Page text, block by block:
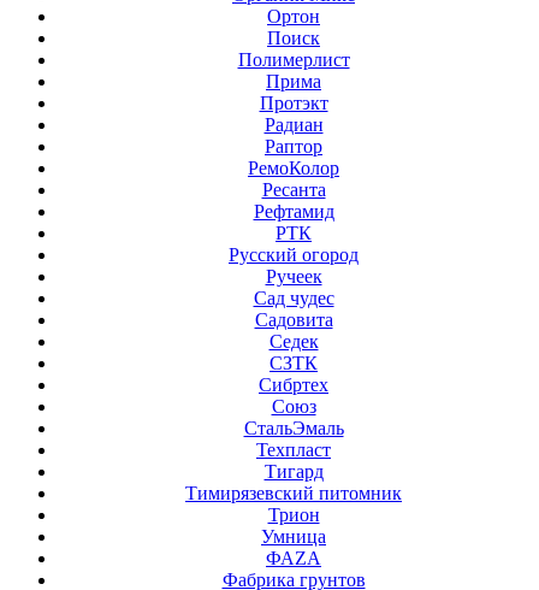
Ортон
Поиск
Полимерлист
Прима
Протэкт
Радиан
Раптор
РемоКолор
Ресанта
Рефтамид
РТК
Русский огород
Ручеек
Сад чудес
Садовита
Седек
СЗТК
Сибртех
Союз
СтальЭмаль
Техпласт
Тигард
Тимирязевский питомник
Трион
Умница
ФАZА
Фабрика грунтов